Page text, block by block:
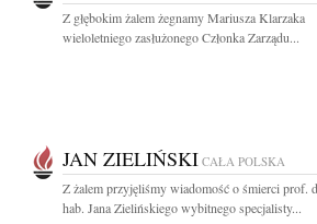
Z głębokim żalem żegnamy Mariusza Klarzaka
wieloletniego zasłużonego Członka Zarządu...
JAN ZIELIŃSKI CAŁA POLSKA
Z żalem przyjęliśmy wiadomość o śmierci prof.
hab. Jana Zielińskiego wybitnego specjalisty...